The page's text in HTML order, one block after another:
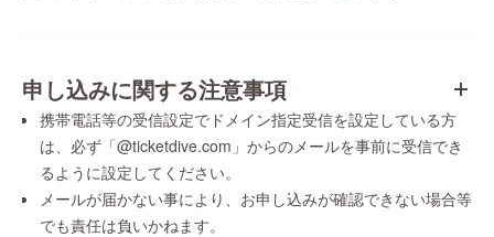
申し込みに関する注意事項
携帯電話等の受信設定でドメイン指定受信を設定している方
は、必ず「@ticketdive.com」からのメールを事前に受信でき
るように設定してください。
メールが届かない事により、お申し込みが確認できない場合等
でも責任は負いかねます。